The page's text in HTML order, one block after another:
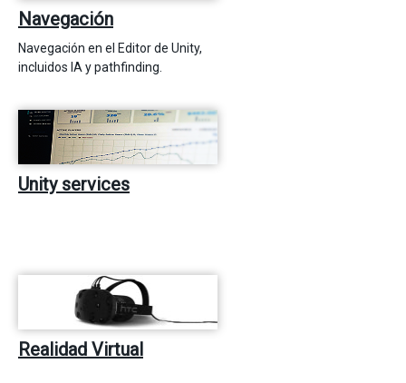
Navegación
Navegación en el Editor de Unity,
incluidos IA y pathfinding.
Unity services
Realidad Virtual